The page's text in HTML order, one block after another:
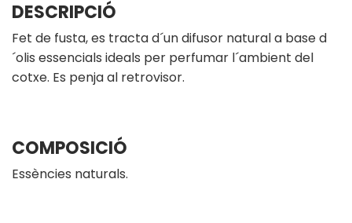
DESCRIPCIÓ
Fet de fusta, es tracta d´un difusor natural a base d
´olis essencials ideals per perfumar l´ambient del
cotxe. Es penja al retrovisor.
COMPOSICIÓ
Essències naturals.